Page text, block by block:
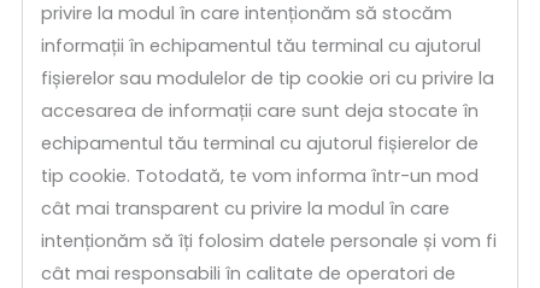
privire la modul în care intenționăm să stocăm
informații în echipamentul tău terminal cu ajutorul
fișierelor sau modulelor de tip cookie ori cu privire la
accesarea de informații care sunt deja stocate în
echipamentul tău terminal cu ajutorul fișierelor de
tip cookie. Totodată, te vom informa într-un mod
cât mai transparent cu privire la modul în care
intenționăm să îți folosim datele personale și vom fi
cât mai responsabili în calitate de operatori de